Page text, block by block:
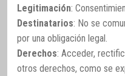
Legitimación:
Destinatarios: No se
por una obligación legal.
Derechos: Acceder,
otros derechos, como se